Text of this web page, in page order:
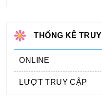
THỐNG KÊ
ONLINE
LƯỢT TRUY CẬP